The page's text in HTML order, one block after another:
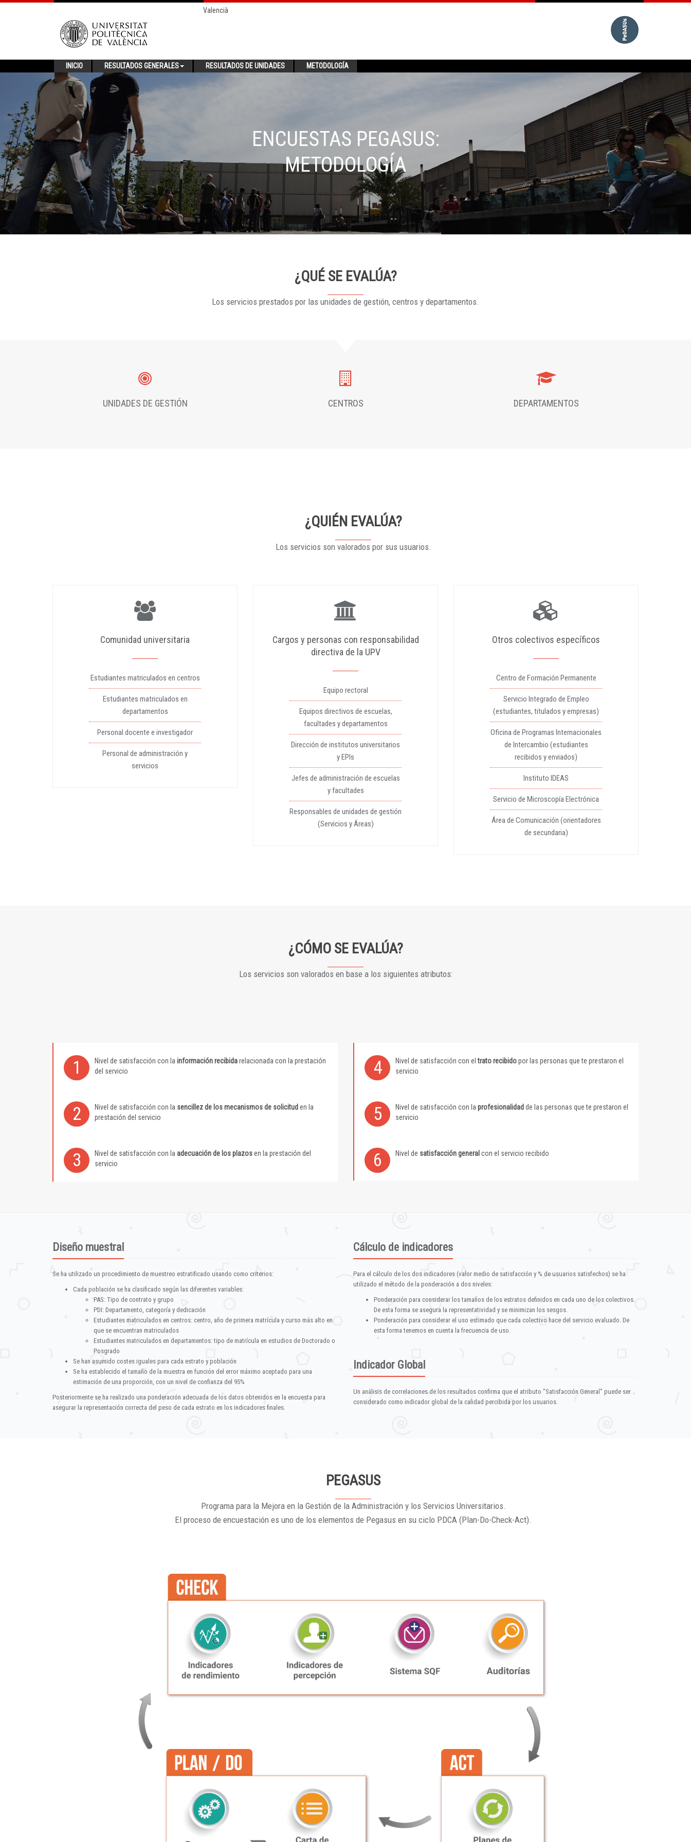
Valencià
INICIO RESULTADOS GENERALES RESULTADOS DE UNIDADES METODOLOGÍA
ENCUESTAS PEGASUS:
METODOLOGÍA
¿QUÉ SE EVALÚA?
Los servicios prestados por las unidades de gestión, centros y departamentos.
UNIDADES DE GESTIÓN CENTROS DEPARTAMENTOS
¿QUIÉN EVALÚA?
Los servicios son valorados por sus usuarios.
Comunidad universitaria
Estudiantes matriculados en centros
Estudiantes matriculados en
departamentos
Personal docente e investigador
Personal de administración y
servicios
Cargos y personas con responsabilidad
directiva de la UPV
Equipo rectoral
Equipos directivos de escuelas,
facultades y departamentos
Dirección de institutos universitarios
y EPIs
Jefes de administración de escuelas
y facultades
Responsables de unidades de gestión
(Servicios y Áreas)
Otros colectivos específicos
Centro de Formación Permanente
Servicio Integrado de Empleo
(estudiantes, titulados y empresas)
Oficina de Programas Internacionales
de Intercambio (estudiantes
recibidos y enviados)
Instituto IDEAS
Servicio de Microscopía Electrónica
Área de Comunicación (orientadores
de secundaria)
¿CÓMO SE EVALÚA?
Los servicios son valorados en base a los siguientes atributos:
1 Nivel de satisfacción con la información recibidarelacionada con la prestación
del servicio
4 Nivel de satisfacción con eltrato recibidopor las personas que te prestaron el
servicio
2 Nivel de satisfacción con la sencillez de los mecanismos de solicitud en la
prestación del servicio
5 Nivel de satisfacción con la profesionalidad de las personas que te prestaron el
servicio
3 Nivel de satisfacción con la adecuación de los plazosen la prestación del
servicio
6 Nivel de satisfacción general con el servicio recibido
Diseño muestral
Se ha utilizado un procedimiento de muestreo estratificado usando como criterios:
Cada población se ha clasificado según las diferentes variables:
PAS: Tipo de contrato y grupo
PDI: Departamento, categoría y dedicación
Estudiantes matriculados en centros: centro, año de primera matrícula y curso más alto en
que se encuentran matriculados
Estudiantes matriculados en departamentos: tipo de matrícula en estudios de Doctorado o
Posgrado
Se han asumido costes iguales para cada estrato y población
Se ha establecido el tamaño de la muestra en función del error máximo aceptado para una
estimación de una proporción, con un nivel de confianza del 95%
Posteriormente se ha realizado una ponderación adecuada de los datos obtenidos en la encuesta para
asegurar la representación correcta del peso de cada estrato en los indicadores finales.
Cálculo de indicadores
Para el cálculo de los dos indicadores (valor medio de satisfacción y % de usuarios satisfechos) se ha
utilizado el método de la ponderación a dos niveles:
Ponderación para considerar los tamaños de los estratos definidos en cada uno de los colectivos.
De esta forma se asegura la representatividad y se minimizan los sesgos.
Ponderación para considerar el uso estimado que cada colectivo hace del servicio evaluado. De
esta forma tenemos en cuenta la frecuencia de uso.
Indicador Global
Un análisis de correlaciones de los resultados confirma que el atributo "Satisfacción General" puede ser
considerado como indicador global de la calidad percibida por los usuarios.
PEGASUS
Programa para la Mejora en la Gestión de la Administración y los Servicios Universitarios.
El proceso de encuestación es uno de los elementos de Pegasus en su ciclo PDCA (Plan-Do-Check-Act).